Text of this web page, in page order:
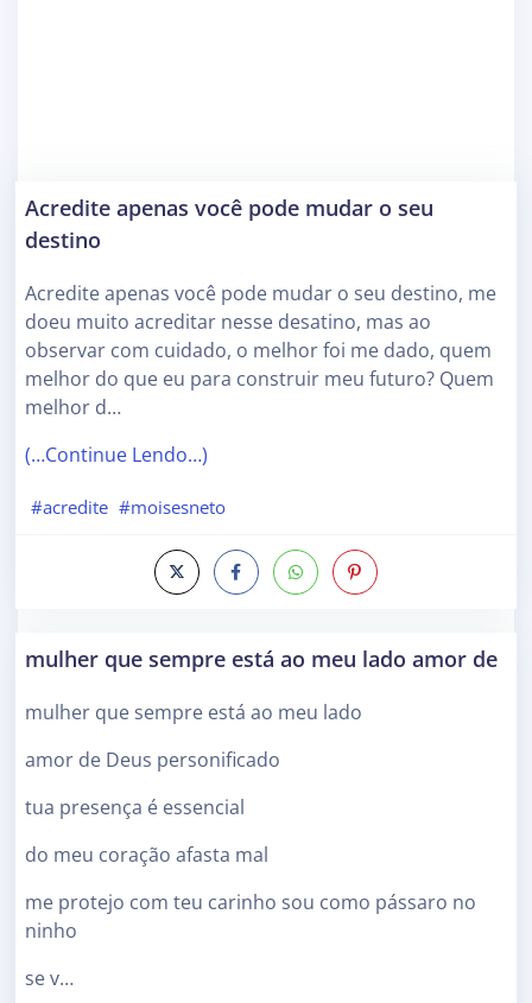
Acredite apenas você pode mudar o seu
destino
Acredite apenas você pode mudar o seu destino, me
doeu muito acreditar nesse desatino, mas ao
observar com cuidado, o melhor foi me dado, quem
melhor do que eu para construir meu futuro? Quem
melhor d…
(…Continue Lendo…)
#acredite #moisesneto
mulher que sempre está ao meu lado amor de
mulher que sempre está ao meu lado
amor de Deus personificado
tua presença é essencial
do meu coração afasta mal
me protejo com teu carinho sou como pássaro no
ninho
se v…